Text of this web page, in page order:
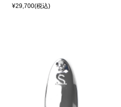
¥29,700(税込)